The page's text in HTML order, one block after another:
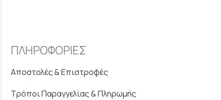
ΠΛΗΡΟΦΟΡΙΕΣ
Αποστολές & Επιστροφές
Τρόποι Παραγγελίας & Πληρωμής